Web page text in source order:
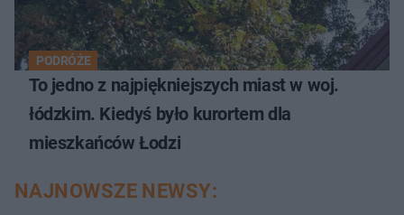
PODRÓŻE
To jedno z najpiękniejszych miast w woj.
łódzkim. Kiedyś było kurortem dla
mieszkańców Łodzi
NAJNOWSZE NEWSY: